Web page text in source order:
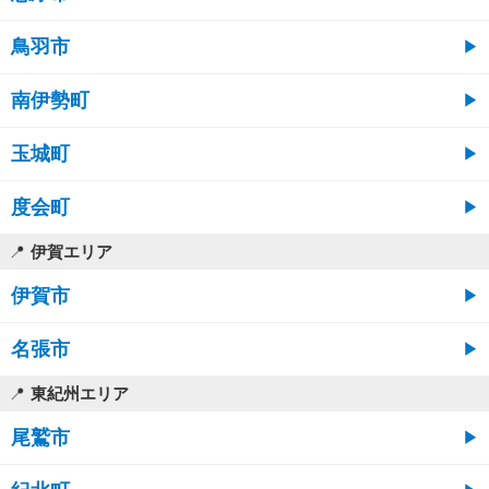
鳥羽市
南伊勢町
玉城町
度会町
伊賀エリア
伊賀市
名張市
東紀州エリア
尾鷲市